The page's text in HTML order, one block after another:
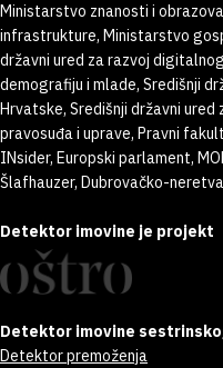
Ministarstvo znanosti i
infrastrukture, Ministarstvo
državni ured za razvoj
demografiju i mlade, Središnji
Hrvatske, Središnji državni
pravosuđa i uprave, Pravni
INsider, Europski parlament,
Šlafhauzer, Dubrovačko-
Detektor imovine je projekt
Detektor imovine
Detektor premoženja